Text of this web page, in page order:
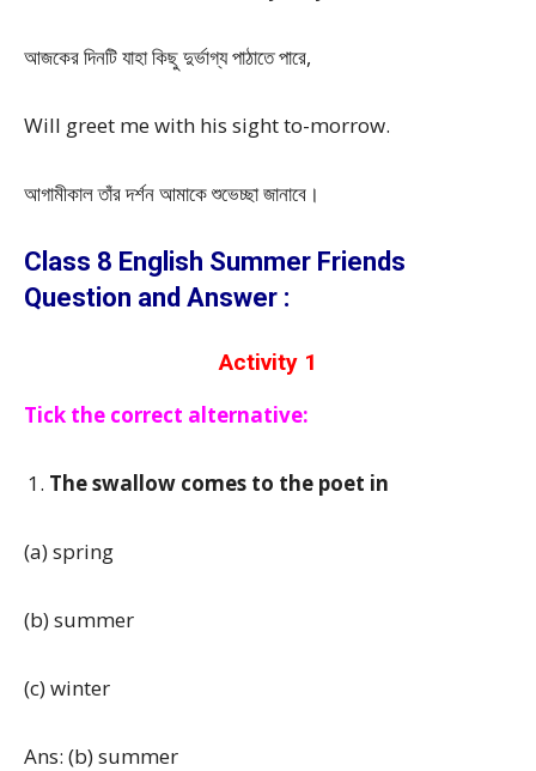
আজকের দিনটি যাহা কিছু দুর্ভাগ্য পাঠাতে পারে,
Will greet me with his sight to-morrow.
আগামীকাল তাঁর দর্শন আমাকে শুভেচ্ছা জানাবে।
Class 8 English Summer Friends
Question and Answer :
Activity 1
Tick the correct alternative:
The swallow comes to the poet in
(a) spring
(b) summer
(c) winter
Ans: (b) summer